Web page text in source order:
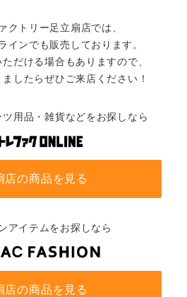
クトリー足立扇店では、
インでも販売しております。
だける場合もありますので、
したらぜひご来店ください！
用品・雑貨などをお探しなら
店の商品を見る
アイテムをお探しなら
店の商品を見る